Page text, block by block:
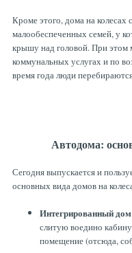
Кроме этого, дома на колесах
малообеспеченных семей, у
крышу над головой. При этом
коммунальных услугах и по
время года люди
Автодома:
Сегодня выпускается и
основных вида домов на
Интегрированный
слитую воедино
помещение (отсюда,